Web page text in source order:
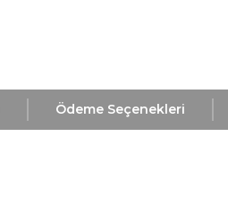
Ödeme Seçenekleri